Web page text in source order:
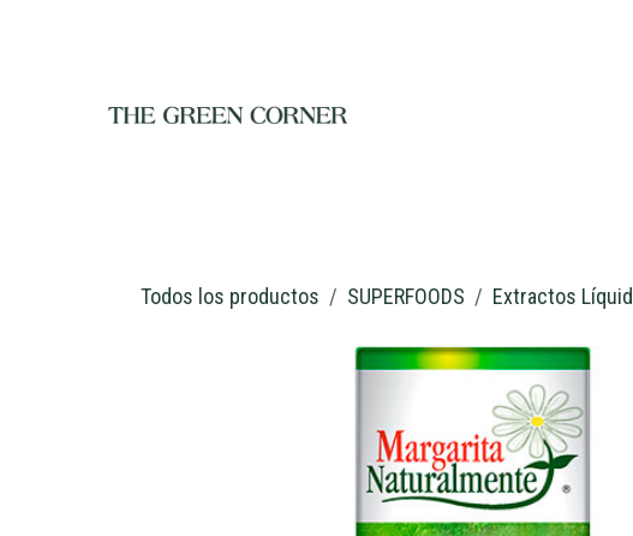
Todos los productos SUPERFOODS Extractos